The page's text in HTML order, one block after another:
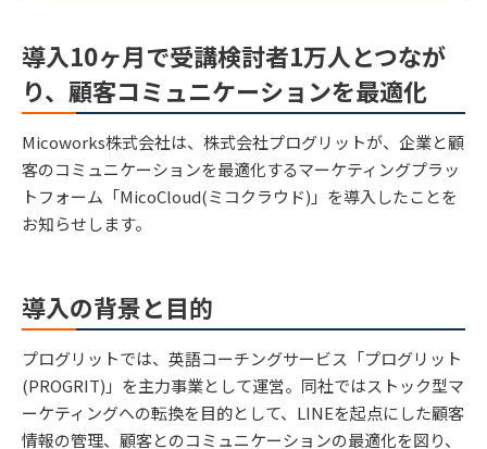
導入10ヶ月で受講検討者1万人とつなが
り、顧客コミュニケーションを最適化
Micoworks株式会社は、株式会社プログリットが、企業と顧
客のコミュニケーションを最適化するマーケティングプラッ
トフォーム「MicoCloud(ミコクラウド)」を導入したことを
お知らせします。
導入の背景と目的
プログリットでは、英語コーチングサービス「プログリット
(PROGRIT)」を主力事業として運営。同社ではストック型マ
ーケティングへの転換を目的として、LINEを起点にした顧客
情報の管理、顧客とのコミュニケーションの最適化を図り、